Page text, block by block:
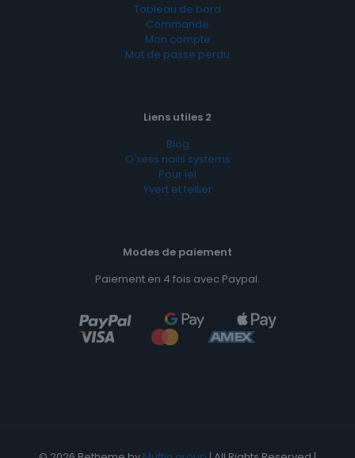
Tableau de bord
Commande
Mon compte
Mot de passe perdu
Liens utiles 2
Blog
O'xess nails systems
Pour iel
Yvert et tellier
Modes de paiement
Paiement en 4 fois avec Paypal.